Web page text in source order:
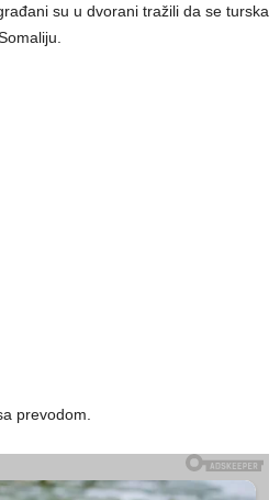
su u dvorani tražili da se turska
prevodom.